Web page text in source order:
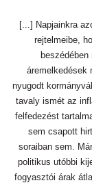
[...] Napjainkra
rejtelmeibe,
áremelkedések
nyugodt
tavaly ismét az
felfedezést
sem csapott
soraiban sem.
politikus utóbbi
fogyasztói árak